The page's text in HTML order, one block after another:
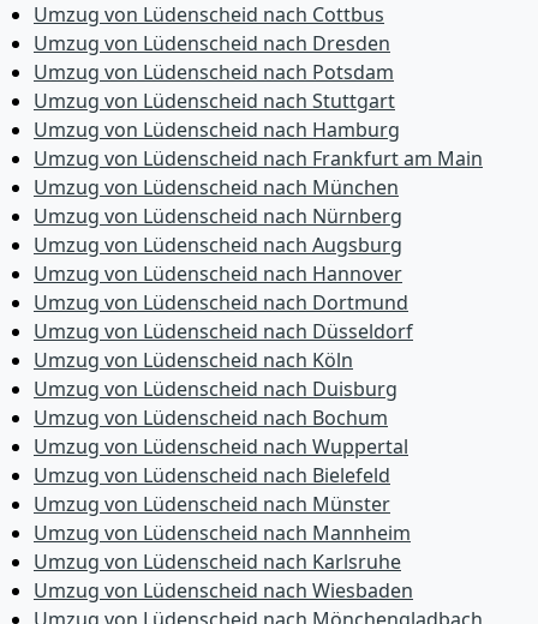
Umzug von Lüdenscheid nach Cottbus
Umzug von Lüdenscheid nach Dresden
Umzug von Lüdenscheid nach Potsdam
Umzug von Lüdenscheid nach Stuttgart
Umzug von Lüdenscheid nach Hamburg
Umzug von Lüdenscheid nach Frankfurt am Main
Umzug von Lüdenscheid nach München
Umzug von Lüdenscheid nach Nürnberg
Umzug von Lüdenscheid nach Augsburg
Umzug von Lüdenscheid nach Hannover
Umzug von Lüdenscheid nach Dortmund
Umzug von Lüdenscheid nach Düsseldorf
Umzug von Lüdenscheid nach Köln
Umzug von Lüdenscheid nach Duisburg
Umzug von Lüdenscheid nach Bochum
Umzug von Lüdenscheid nach Wuppertal
Umzug von Lüdenscheid nach Bielefeld
Umzug von Lüdenscheid nach Münster
Umzug von Lüdenscheid nach Mannheim
Umzug von Lüdenscheid nach Karlsruhe
Umzug von Lüdenscheid nach Wiesbaden